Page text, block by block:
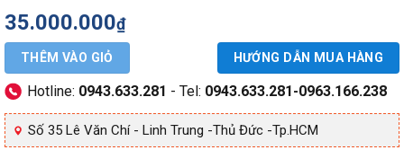
35.000.000₫
THÊM VÀO GIỎ HƯỚNG DẪN MUA HÀNG
Hotline: 0943.633.281 - Tel: 0943.633.281-0963.166.238
Số 35 Lê Văn Chí - Linh Trung -Thủ Đức -Tp.HCM